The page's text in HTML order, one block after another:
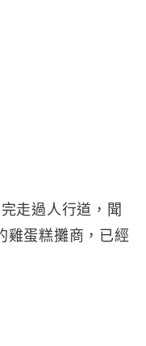
走過人行道，聞
雞蛋糕攤商，已經